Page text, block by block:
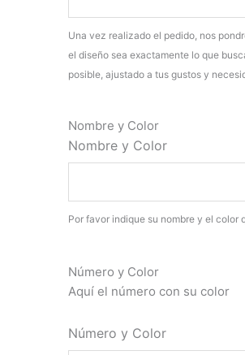
Una vez realizado el pedido, nos
el diseño sea exactamente lo que
posible, ajustado a tus gustos y
Nombre y Color
Nombre y Color
Por favor indique su nombre y el color
Número y Color
Aquí el número con su color
Número y Color